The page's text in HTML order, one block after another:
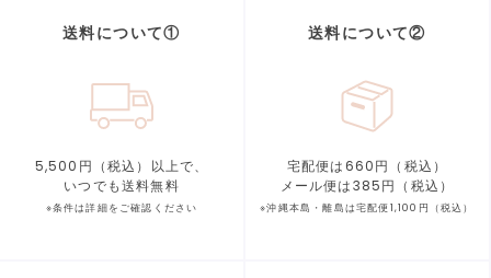
送料について①
5,500円（税込）以上で、
いつでも送料無料
※条件は詳細をご確認ください
送料について②
宅配便は660円（税込）
メール便は385円（税込）
※沖縄本島・離島は宅配便1,100円（税込）